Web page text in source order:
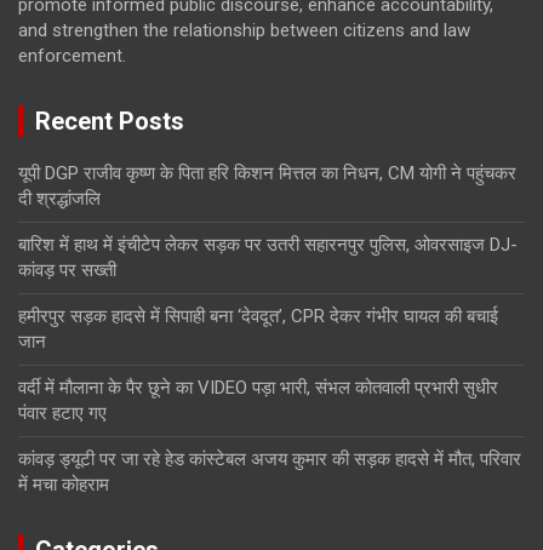
promote informed public discourse, enhance accountability,
and strengthen the relationship between citizens and law
enforcement.
Recent Posts
यूपी DGP राजीव कृष्ण के पिता हरि किशन मित्तल का निधन, CM योगी ने पहुंचकर
दी श्रद्धांजलि
बारिश में हाथ में इंचीटेप लेकर सड़क पर उतरी सहारनपुर पुलिस, ओवरसाइज DJ-
कांवड़ पर सख्ती
हमीरपुर सड़क हादसे में सिपाही बना ‘देवदूत’, CPR देकर गंभीर घायल की बचाई
जान
वर्दी में मौलाना के पैर छूने का VIDEO पड़ा भारी, संभल कोतवाली प्रभारी सुधीर
पंवार हटाए गए
कांवड़ ड्यूटी पर जा रहे हेड कांस्टेबल अजय कुमार की सड़क हादसे में मौत, परिवार
में मचा कोहराम